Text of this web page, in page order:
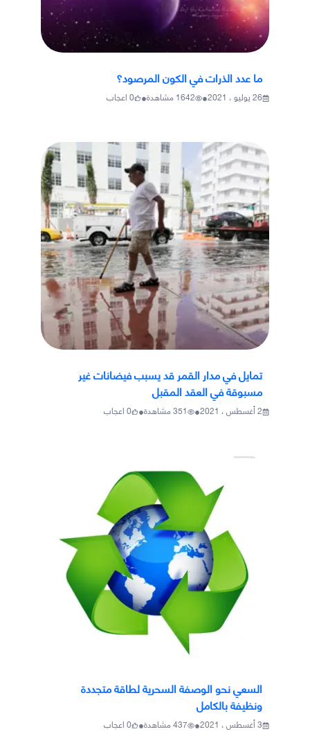
ما عدد الذرات في الكون المرصود؟
26 يوليو ، 2021 •
1642مشاهدة•
0اعجاب
تمايل في مدار القمر قد يسبب فيضانات غير
مسبوقة في العقد المقبل
2 أغسطس ، 2021 •
351مشاهدة•
0اعجاب
السعي نحو الوصفة السحرية لطاقة متجددة
ونظيفة بالكامل
3 أغسطس ، 2021 •
437مشاهدة•
0اعجاب